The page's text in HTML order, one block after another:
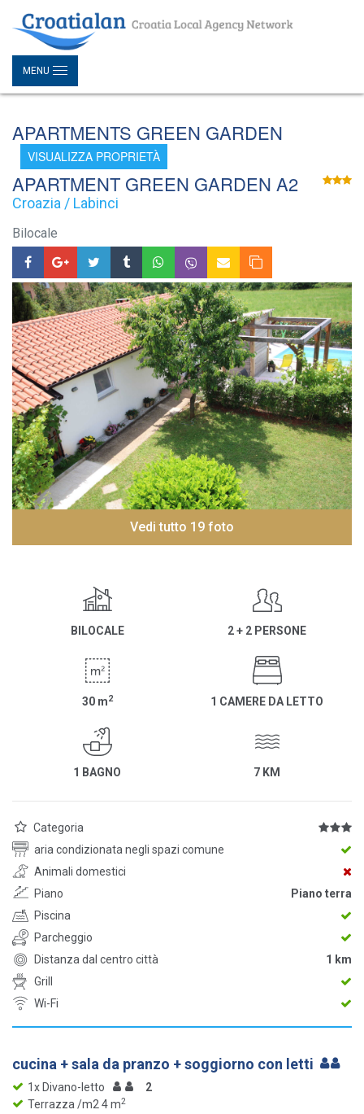
MENU
APARTMENTS GREEN GARDEN
VISUALIZZA PROPRIETÀ
APARTMENT GREEN GARDEN A2
Croazia / Labinci
Bilocale
Vedi tutto 19 foto
BILOCALE 2 + 2 PERSONE
30 m2 1 CAMERE DA LETTO
1 BAGNO 7 KM
Categoria
aria condizionata negli spazi comune
Animali domestici
Piano
Piano terra
Piscina
Parcheggio
Distanza dal centro città
1 km
Grill
Wi-Fi
cucina + sala da pranzo + soggiorno con letti
1x Divano-letto
2
Terrazza /m2 4 m2